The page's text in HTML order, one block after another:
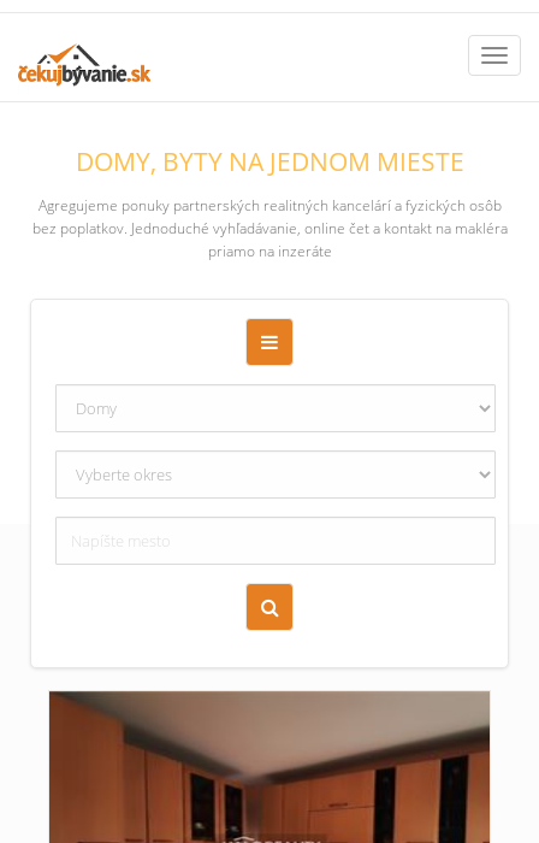
DOMY, BYTY NA JEDNOM MIESTE
Agregujeme ponuky partnerských realitných kancelárí a fyzických osôb
bez poplatkov. Jednoduché vyhľadávanie, online čet a kontakt na makléra
priamo na inzeráte
Zoraď podľa času pridania